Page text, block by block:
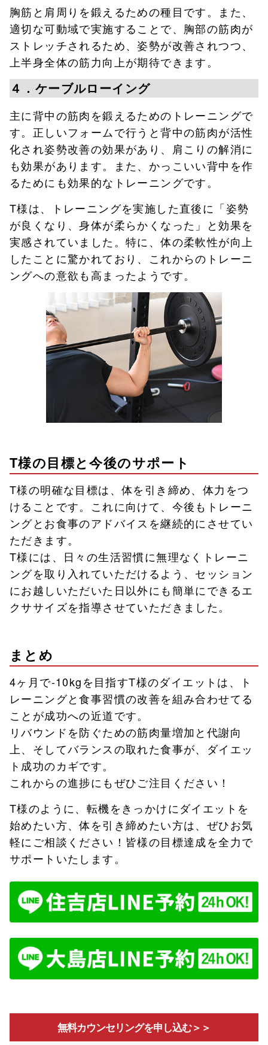
胸筋と肩周りを鍛えるための種目です。また、
適切な可動域で実施することで、胸部の筋肉が
ストレッチされるため、姿勢が改善されつつ、
上半身全体の筋力向上が期待できます。
４．ケーブルローイング
主に背中の筋肉を鍛えるためのトレーニングで
す。正しいフォームで行うと背中の筋肉が活性
化され姿勢改善の効果があり、肩こりの解消に
も効果があります。また、かっこいい背中を作
るためにも効果的なトレーニングです。
T様は、トレーニングを実施した直後に「姿勢
が良くなり、身体が柔らかくなった」と効果を
実感されていました。特に、体の柔軟性が向上
したことに驚かれており、これからのトレーニ
ングへの意欲も高まったようです。
T様の目標と今後のサポート
T様の明確な目標は、体を引き締め、体力をつ
けることです。これに向けて、今後もトレーニ
ングとお食事のアドバイスを継続的にさせてい
ただきます。
T様には、日々の生活習慣に無理なくトレーニ
ングを取り入れていただけるよう、セッション
にお越しいただいた日以外にも簡単にできるエ
クササイズを指導させていただきました。
まとめ
4ヶ月で-10kgを目指すT様のダイエットは、ト
レーニングと食事習慣の改善を組み合わせてる
ことが成功への近道です。
リバウンドを防ぐための筋肉量増加と代謝向
上、そしてバランスの取れた食事が、ダイエッ
ト成功のカギです。
これからの進捗にもぜひご注目ください！
T様のように、転機をきっかけにダイエットを
始めたい方、体を引き締めたい方は、ぜひお気
軽にご相談ください！皆様の目標達成を全力で
サポートいたします。
無料カウンセリングを申し込む＞＞